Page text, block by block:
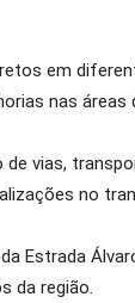
em
nas áreas
vias,
no
Estrada
da região.